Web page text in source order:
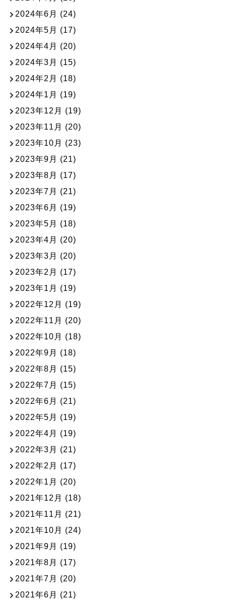
2024年6月 (24)
2024年5月 (17)
2024年4月 (20)
2024年3月 (15)
2024年2月 (18)
2024年1月 (19)
2023年12月 (19)
2023年11月 (20)
2023年10月 (23)
2023年9月 (21)
2023年8月 (17)
2023年7月 (21)
2023年6月 (19)
2023年5月 (18)
2023年4月 (20)
2023年3月 (20)
2023年2月 (17)
2023年1月 (19)
2022年12月 (19)
2022年11月 (20)
2022年10月 (18)
2022年9月 (18)
2022年8月 (15)
2022年7月 (15)
2022年6月 (21)
2022年5月 (19)
2022年4月 (19)
2022年3月 (21)
2022年2月 (17)
2022年1月 (20)
2021年12月 (18)
2021年11月 (21)
2021年10月 (24)
2021年9月 (19)
2021年8月 (17)
2021年7月 (20)
2021年6月 (21)